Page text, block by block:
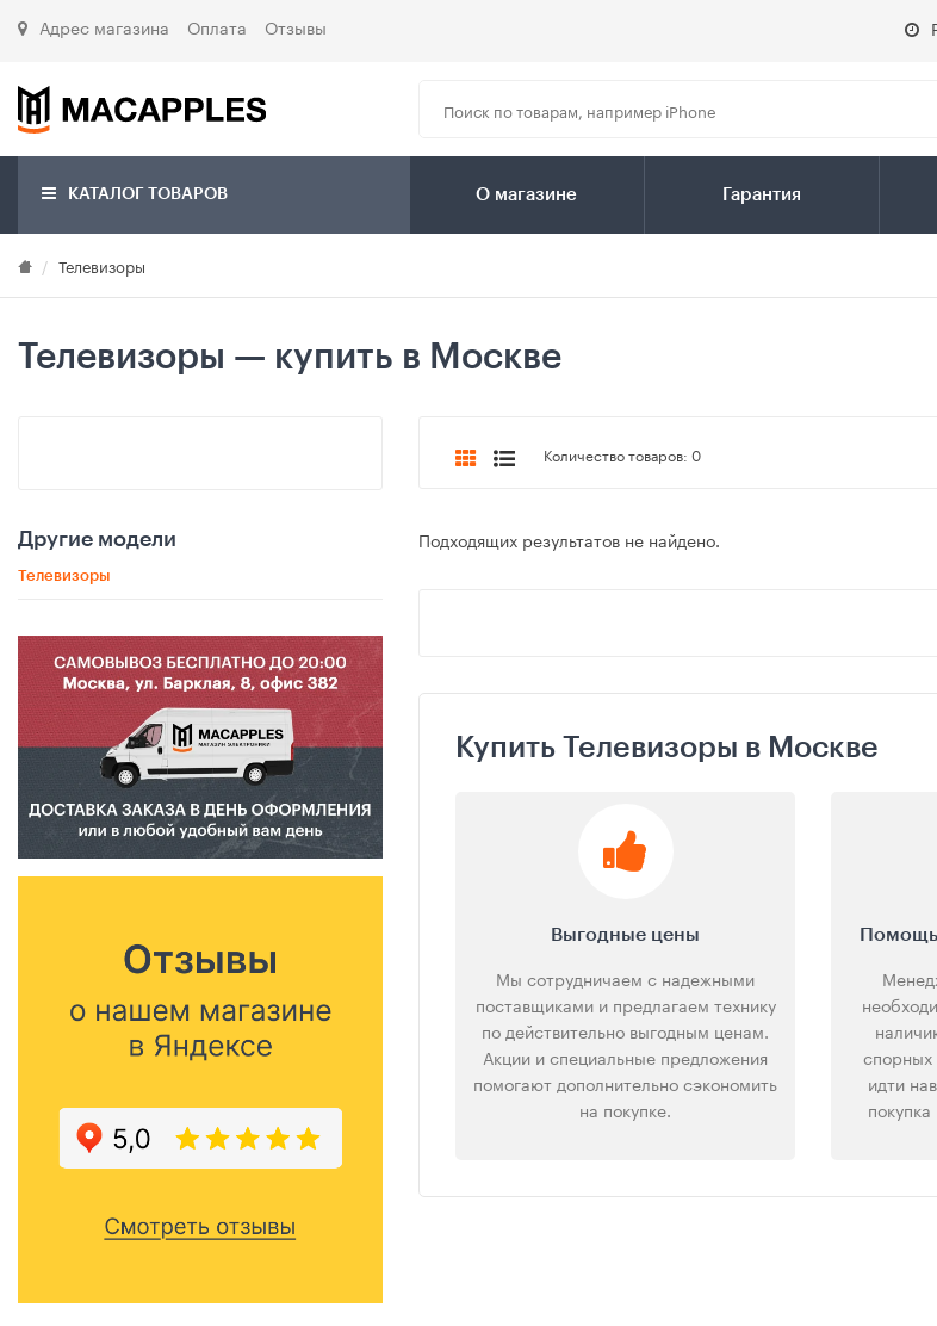
Адрес магазина Оплата Отзывы
КАТАЛОГ ТОВАРОВ О магазине Гарантия
Телевизоры
Телевизоры — купить в Москве
Другие модели
Телевизоры
Количество товаров: 0
Подходящих результатов не найдено.
Купить Телевизоры в Москве
Выгодные цены
Мы сотрудничаем с надежными
поставщиками и предлагаем технику
по действительно выгодным ценам.
Акции и специальные предложения
помогают дополнительно сэкономить
на покупке.
спорных
идти